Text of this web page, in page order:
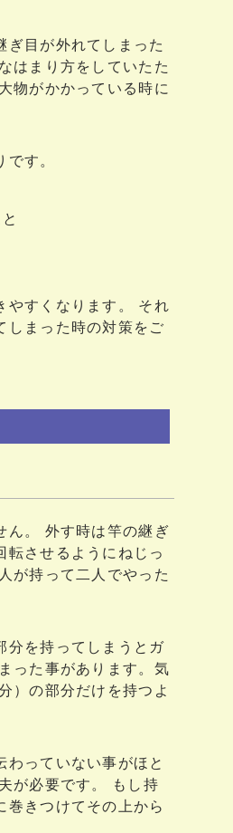
ぎ目が外れてしまった
はまり方をしていたた
物がかかっている時に
す。
やすくなります。 それ
しまった時の対策をご
ん。 外す時は竿の継ぎ
転させるようにねじっ
が持って二人でやった
分を持ってしまうとガ
った事があります。気
）の部分だけを持つよ
わっていない事がほと
が必要です。 もし持
巻きつけてその上から